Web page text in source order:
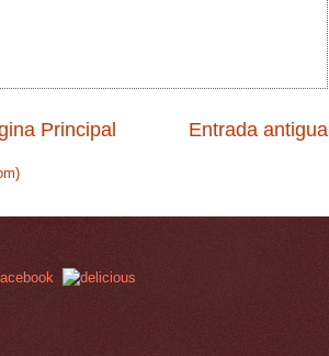
Entrada antigua
Principal